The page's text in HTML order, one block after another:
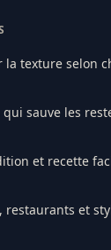
la texture selon
sauve les
et recette
restaurants et